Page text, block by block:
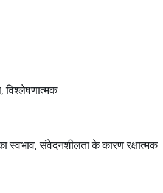
विश्लेषणात्मक
स्वभाव, संवेदनशीलता के कारण रक्षात्मक